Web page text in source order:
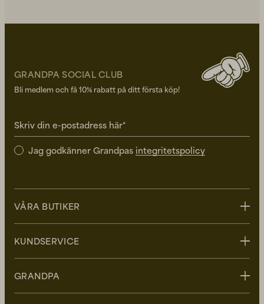
GRANDPA SOCIAL CLUB
Bli medlem och få 10% rabatt på ditt första köp!
Skriv din e-postadress här*
Jag godkänner Grandpas integritetspolicy
VÅRA BUTIKER
Uppsala
Malmö
KUNDSERVICE
FAQ - Vanliga frågor
GRANDPA